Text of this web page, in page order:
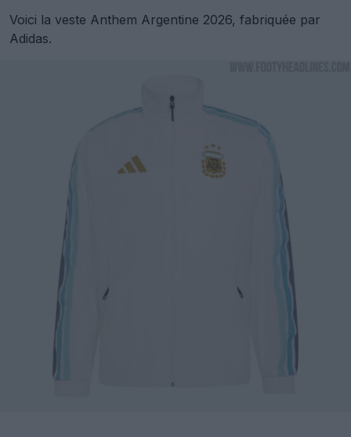
Voici la veste Anthem Argentine 2026, fabriquée par
Adidas.